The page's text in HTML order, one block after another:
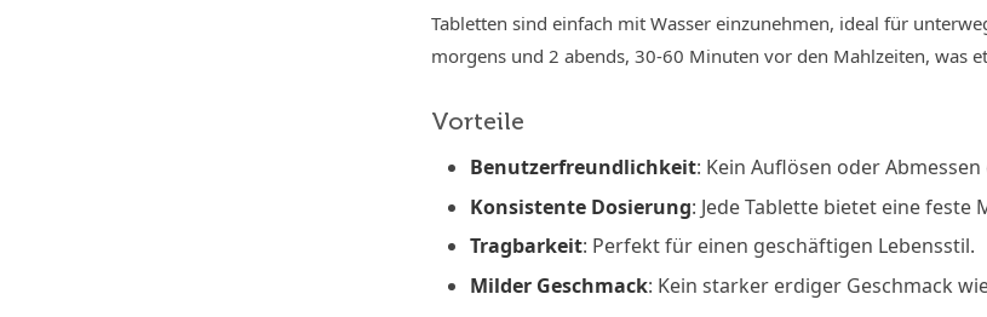
Tabletten sind einfach mit Wasser einzunehmen, ideal für
morgens und 2 abends, 30-60 Minuten vor den Mahlzeiten, was
Vorteile
Benutzerfreundlichkeit: Kein Auflösen oder
Konsistente Dosierung: Jede Tablette bietet eine feste
Tragbarkeit: Perfekt für einen geschäftigen Lebensstil.
Milder Geschmack: Kein starker erdiger Geschmack